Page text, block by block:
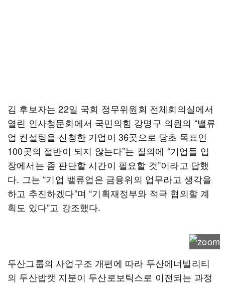
김 후보자는 22일 국회 정무위원회 전체회의실에서
열린 인사청문회에서 국민의힘 강명구 의원의 “밸류
업 컨설팅을 신청한 기업이 36곳으로 당초 목표인
100곳의 절반이 되지 않는다”는 질의에 “기업들 입
장에서는 좀 판단할 시간이 필요할 것”이라고 답했
다. 그는 “기업 밸류업은 금융위의 업무라고 생각을
하고 추진하겠다”며 “기획재정부와 적극 협의할 계
획도 있다”고 강조했다.
두산그룹의 사업구조 개편에 따라 두산에너빌리티
의 두산밥캣 지분이 두산로보틱스로 이전되는 과정